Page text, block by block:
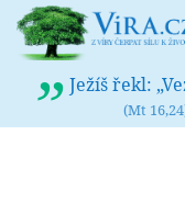
Ježíš řekl:
(Mt